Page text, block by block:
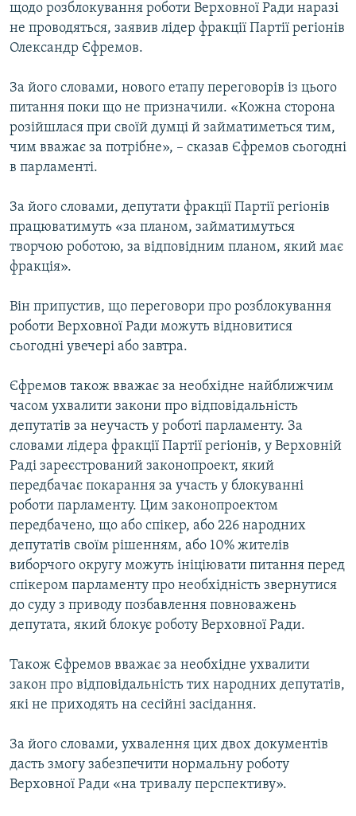
УКР
КТАТ
ДОЛУЧАЙСЯ!
щодо розблокування роботи Верховної Ради наразі
не проводяться, заявив лідер фракції Партії регіонів
Олександр Єфремов.
За його словами, нового етапу переговорів із цього
питання поки що не призначили. «Кожна сторона
розійшлася при своїй думці й займатиметься тим,
чим вважає за потрібне», – сказав Єфремов сьогодні
в парламенті.
За його словами, депутати фракції Партії регіонів
працюватимуть «за планом, займатимуться
творчою роботою, за відповідним планом, який має
фракція».
Він припустив, що переговори про розблокування
роботи Верховної Ради можуть відновитися
сьогодні увечері або завтра.
Єфремов також вважає за необхідне найближчим
часом ухвалити закони про відповідальність
депутатів за неучасть у роботі парламенту. За
словами лідера фракції Партії регіонів, у Верховній
Раді зареєстрований законопроект, який
передбачає покарання за участь у блокуванні
роботи парламенту. Цим законопроектом
передбачено, що або спікер, або 226 народних
депутатів своїм рішенням, або 10% жителів
виборчого округу можуть ініціювати питання перед
спікером парламенту про необхідність звернутися
до суду з приводу позбавлення повноважень
депутата, який блокує роботу Верховної Ради.
Також Єфремов вважає за необхідне ухвалити
закон про відповідальність тих народних депутатів,
які не приходять на сесійні засідання.
За його словами, ухвалення цих двох документів
дасть змогу забезпечити нормальну роботу
Верховної Ради «на тривалу перспективу».